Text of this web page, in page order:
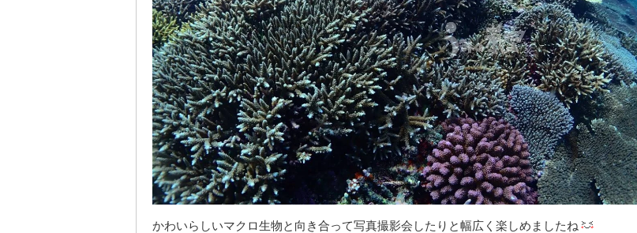
かわいらしいマクロ生物と向き合って写真撮影会したりと幅広く楽しめましたね